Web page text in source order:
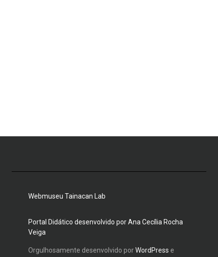
Webmuseu Tainacan Lab
Portal Didático desenvolvido por Ana Cecília Rocha
Veiga
Orgulhosamente desenvolvido porWordPress e